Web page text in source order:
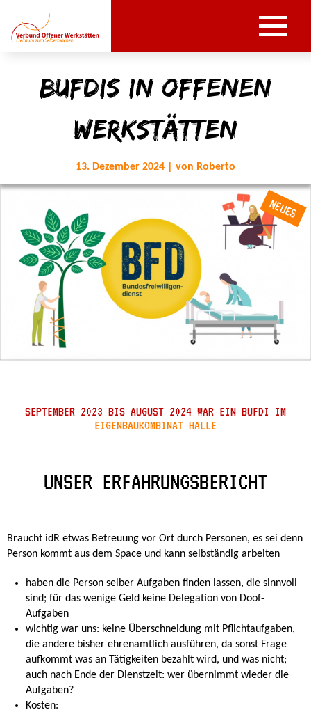
BufDis in Offenen
Werkstätten
13. Dezember 2024 | von Roberto
NEUES
SEPTEMBER 2023 BIS AUGUST 2024 WAR EIN BUFDI IM
EIGENBAUKOMBINAT HALLE
UNSER ERFAHRUNGSBERICHT
Braucht idR etwas Betreuung vor Ort durch Personen, es sei denn
Person kommt aus dem Space und kann selbständig arbeiten
haben die Person selber Aufgaben finden lassen, die sinnvoll
sind; für das wenige Geld keine Delegation von Doof-
Aufgaben
wichtig war uns: keine Überschneidung mit Pflichtaufgaben,
die andere bisher ehrenamtlich ausführen, da sonst Frage
aufkommt was an Tätigkeiten bezahlt wird, und was nicht;
auch nach Ende der Dienstzeit: wer übernimmt wieder die
Aufgaben?
Kosten: